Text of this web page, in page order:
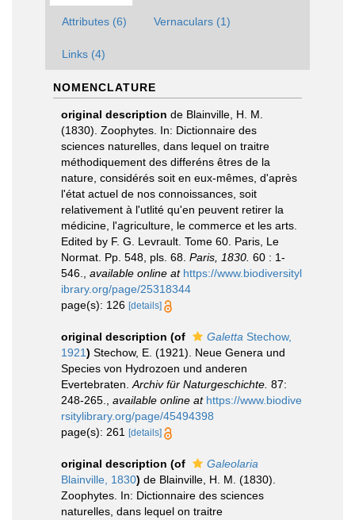
Attributes (6) Vernaculars (1)
Links (4)
NOMENCLATURE
original description de Blainville, H. M.
(1830). Zoophytes. In: Dictionnaire des
sciences naturelles, dans lequel on traitre
méthodiquement des differéns êtres de la
nature, considérés soit en eux-mêmes, d'après
l'état actuel de nos connoissances, soit
relativement à l'utlité qu'en peuvent retirer la
médicine, l'agriculture, le commerce et les arts.
Edited by F. G. Levrault. Tome 60. Paris, Le
Normat. Pp. 548, pls. 68. Paris, 1830. 60 : 1-
546.
available online at https://www.biodiversityl
ibrary.org/page/25318344
page(s): 126 [details]
original description (of Galetta Stechow,
1921) Stechow, E. (1921). Neue Genera und
Species von Hydrozoen und anderen
Evertebraten. Archiv für Naturgeschichte. 87:
248-265.
available online at https://www.biodive
rsitylibrary.org/page/45494398
page(s): 261
[details]
original description (of
Galeolaria
Blainville, 1830) de Blainville, H. M. (1830).
Zoophytes. In: Dictionnaire des sciences
naturelles, dans lequel on traitre